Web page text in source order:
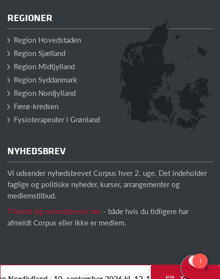
REGIONER
Region Hovedstaden
Region Sjælland
Region Midtjylland
Region Syddanmark
Region Nordjylland
Færø-kredsen
Fysioterapeuter i Grønland
NYHEDSBREV
Vi udsender nyhedsbrevet Corpus hver 2. uge. Det indeholder
faglige og politiske nyheder, kurser, arrangementer og
medlemstilbud.
Tilmeld dig nyhedsbrevet her- både hvis du tidligere har
afmeldt Corpus eller ikke er medlem.